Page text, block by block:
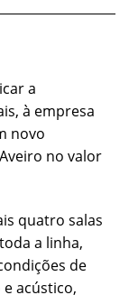
a
à empresa
novo
no valor
quatro salas
a linha,
de
acústico,